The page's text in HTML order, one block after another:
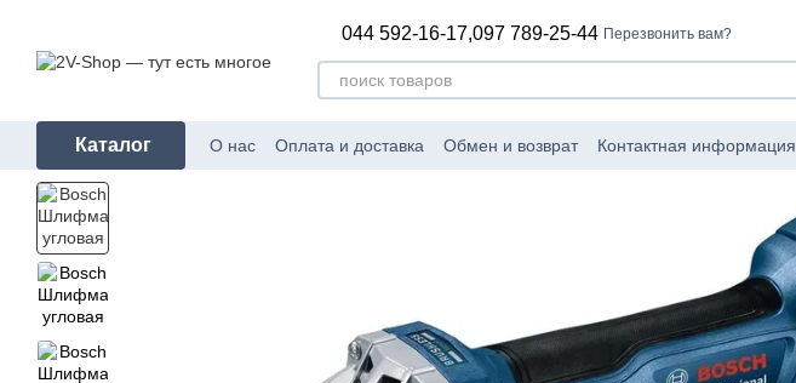
044 592-16-17,097 789-25-44 Перезвонить вам?
Каталог О нас Оплата и доставка Обмен и возврат Контактная информация